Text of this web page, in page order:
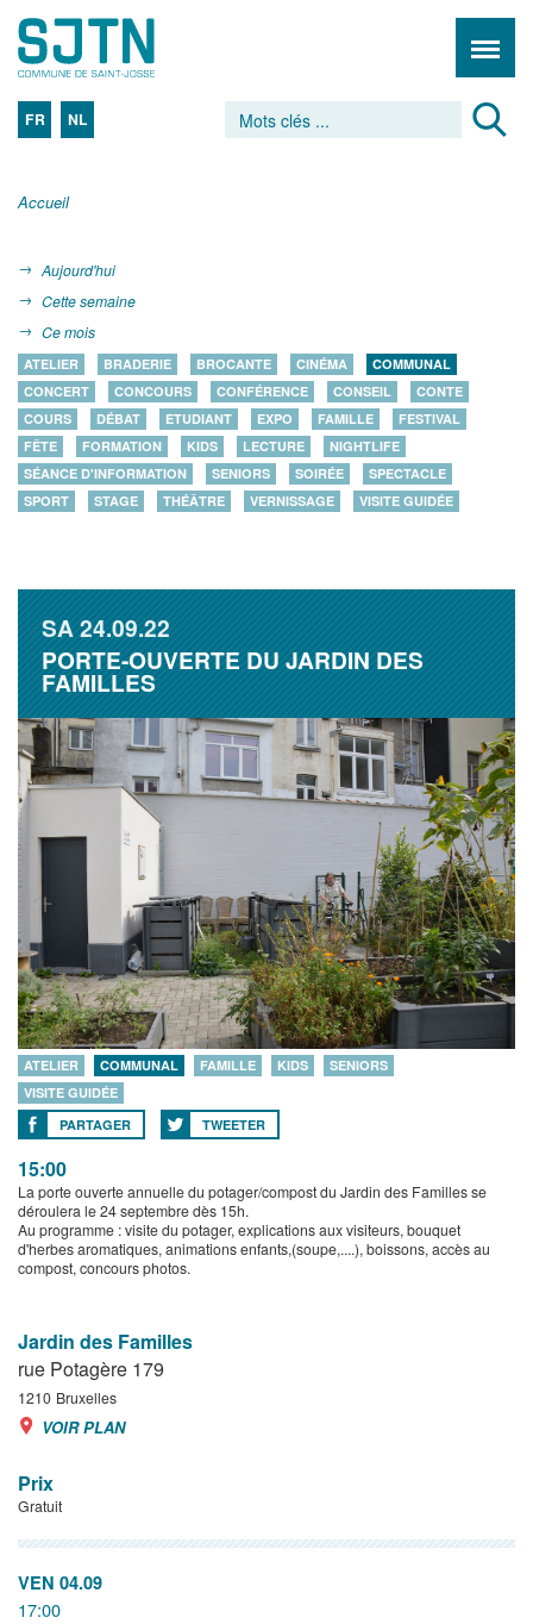
FR NL
Accueil
Aujourd'hui
Cette semaine
Ce mois
ATELIER BRADERIE BROCANTE CINÉMA
COMMUNAL
CONCERT
CONCOURS CONFÉRENCE CONSEIL
CONTE
COURS
DÉBAT ETUDIANT EXPO FAMILLE
FESTIVAL
FÊTE
FORMATION KIDS LECTURE
NIGHTLIFE
SÉANCE D'INFORMATION
SENIORS SOIRÉE
SPECTACLE
SPORT
STAGE THÉÂTRE VERNISSAGE VISITE GUIDÉE
SA24.09.22
PORTE-OUVERTE DU JARDIN DES
FAMILLES
ATELIER COMMUNAL FAMILLE KIDS
SENIORS
VISITE GUIDÉE
PARTAGER
TWEETER
15:00
La porte ouverte annuelle du potager/compost du Jardin des Familles se
déroulera le 24 septembre dès 15h.
Au programme : visite du potager, explications aux visiteurs, bouquet
d'herbes aromatiques, animations enfants,(soupe,....), boissons, accès au
compost, concours photos.
Jardin des Familles
rue Potagère 179
1210 Bruxelles
VOIR PLAN
Prix
Gratuit
VEN 04.09
17:00